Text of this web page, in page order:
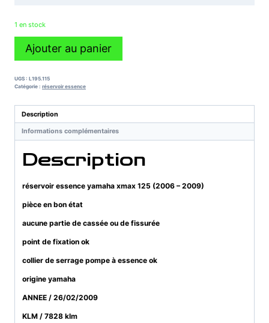
1 en stock
quantité
essence
yamaha
125
(2006
Ajouter au panier
UGS : L195.115
Catégorie : réservoir essence
Description
Informations complémentaires
Description
réservoir essence yamaha xmax 125 (2006 – 2009)
pièce en bon état
aucune partie de cassée ou de fissurée
point de fixation ok
collier de serrage pompe à essence ok
origine yamaha
ANNEE / 26/02/2009
KLM / 7828 klm